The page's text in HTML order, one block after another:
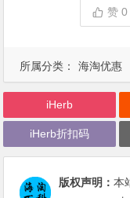
所属分类： 海淘优惠
赞0
iHerb
iHerb折扣码
版权声明：本